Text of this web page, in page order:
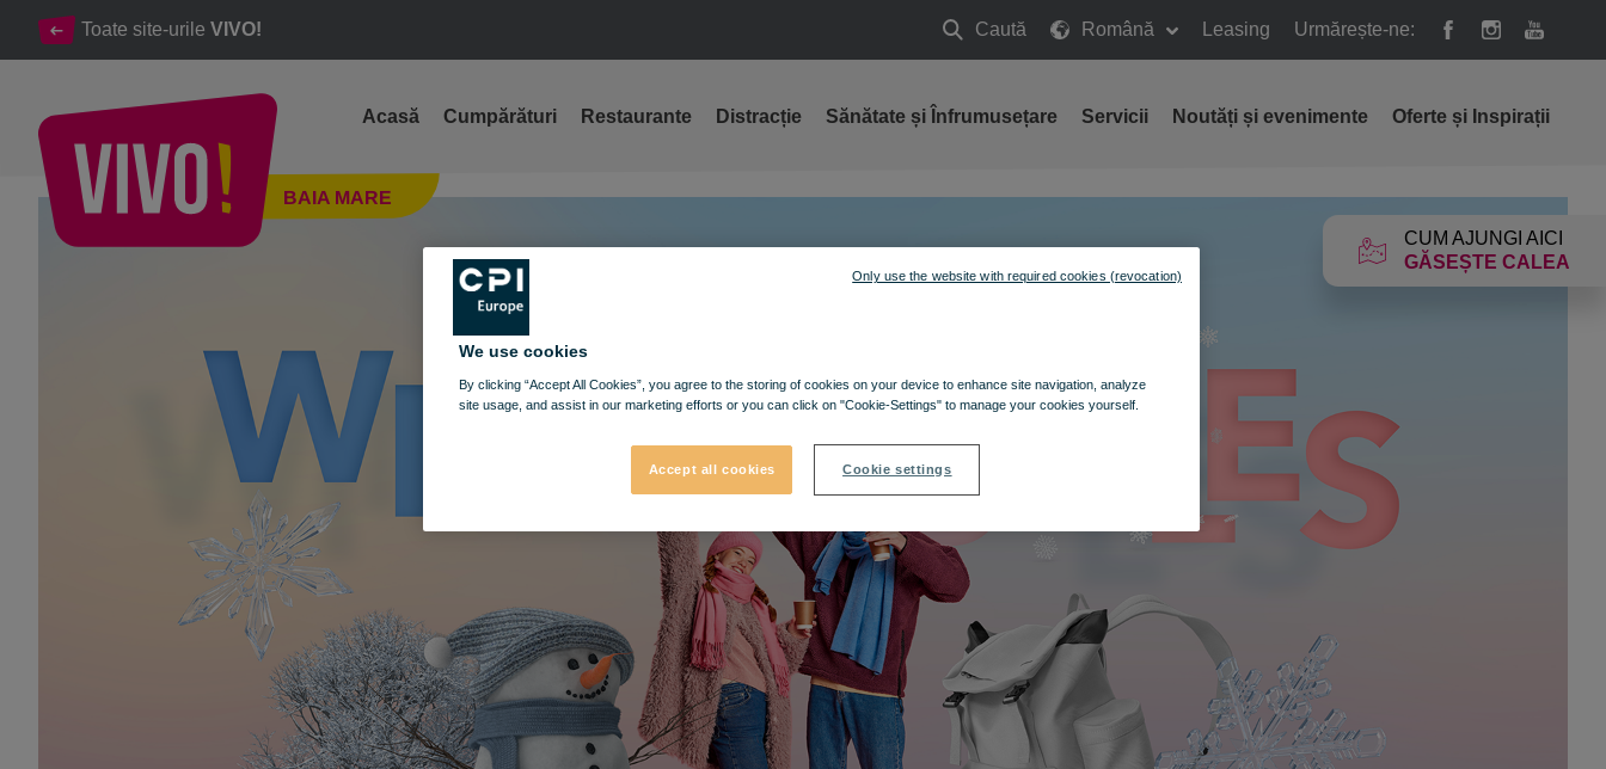
Toate site-urile VIVO! Caută
Caută
Română Leasing Urmărește-ne:
CUM AJUNGI AICI
GĂSEȘTE CALEA
BAIA MARE
Acasă Cumpărături Restaurante Distracție Sănătate și Înfrumusețare Servicii Noutăți și evenimente Oferte și Inspirații
Winter Sales la VIVO!: anul continuă în stilul tău!​
We use cookies
By clicking “Accept All Cookies”, you agree to the storing of cookies on your device to enhance site navigation, analyze
site usage, and assist in our marketing efforts or you can click on "Cookie-Settings" to manage your cookies yourself.
Accept all cookies Cookie settings
Only use the website with required cookies (revocation)